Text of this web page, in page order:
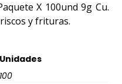
X 100und 9g Cu.
y frituras.
Unidades
100